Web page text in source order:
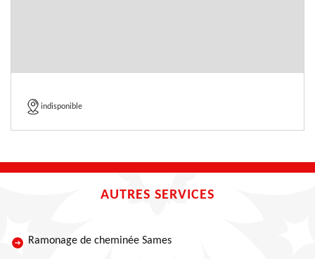
indisponible
AUTRES SERVICES
Ramonage de cheminée Sames